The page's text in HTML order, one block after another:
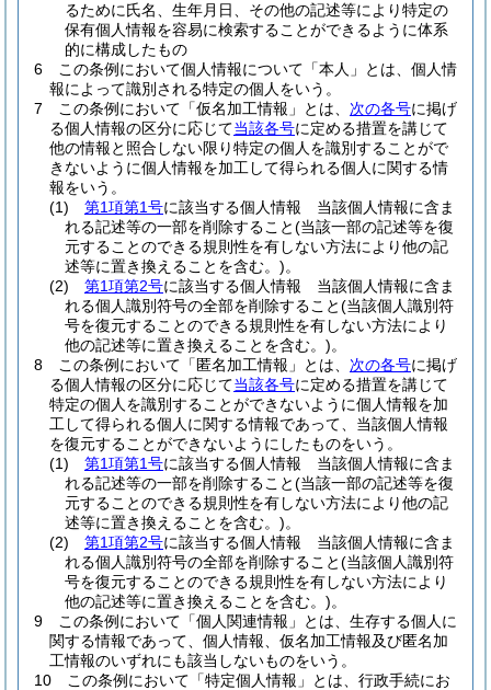
るために氏名、生年月日、その他の記述等により特定の
保有個人情報を容易に検索することができるように体系
的に構成したもの
6
この条例において個人情報について「本人」とは、個人情
報によって識別される特定の個人をいう。
7
この条例において「仮名加工情報」とは、 次の各号に掲げ
る個人情報の区分に応じて当該各号に定める措置を講じて
他の情報と照合しない限り特定の個人を識別することがで
きないように個人情報を加工して得られる個人に関する情
報をいう。
(1)
第1項第1号に該当する個人情報 当該個人情報に含ま
れる記述等の一部を削除すること(当該一部の記述等を復
元することのできる規則性を有しない方法により他の記
述等に置き換えることを含む。)。
(2)
第1項第2号に該当する個人情報 当該個人情報に含ま
れる個人識別符号の全部を削除すること(当該個人識別符
号を復元することのできる規則性を有しない方法により
他の記述等に置き換えることを含む。)。
8
この条例において「匿名加工情報」とは、 次の各号に掲げ
る個人情報の区分に応じて当該各号に定める措置を講じて
特定の個人を識別することができないように個人情報を加
工して得られる個人に関する情報であって、当該個人情報
を復元することができないようにしたものをいう。
(1)
第1項第1号に該当する個人情報 当該個人情報に含ま
れる記述等の一部を削除すること(当該一部の記述等を復
元することのできる規則性を有しない方法により他の記
述等に置き換えることを含む。)。
(2)
第1項第2号に該当する個人情報 当該個人情報に含ま
れる個人識別符号の全部を削除すること(当該個人識別符
号を復元することのできる規則性を有しない方法により
他の記述等に置き換えることを含む。)。
9
この条例において「個人関連情報」とは、生存する個人に
関する情報であって、個人情報、仮名加工情報及び匿名加
工情報のいずれにも該当しないものをいう。
10
この条例において「特定個人情報」とは、行政手続にお